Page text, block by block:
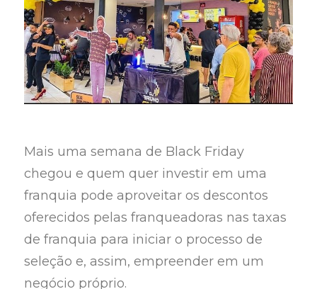
Mais uma semana de Black Friday
chegou e quem quer investir em uma
franquia pode aproveitar os descontos
oferecidos pelas franqueadoras nas taxas
de franquia para iniciar o processo de
seleção e, assim, empreender em um
negócio próprio.